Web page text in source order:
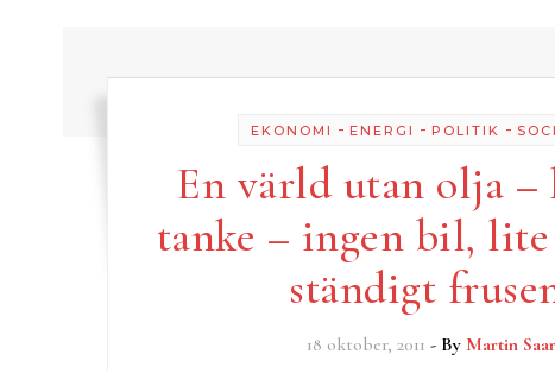
EKONOMI - ENERGI - POLITIK -
En värld utan olja –
tanke – ingen bil,
ständigt
18 oktober, 2011 - By Martin Saar